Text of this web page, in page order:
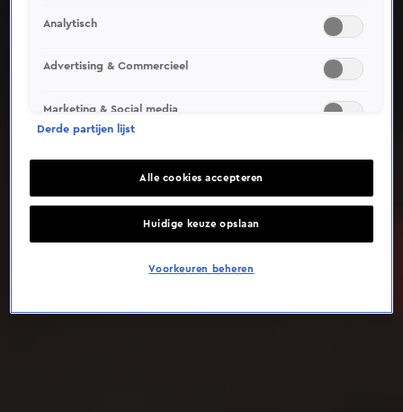
Deze video is niet beschikbaar op je huidige locatie
Analytisch
Advertising & Commercieel
Marketing & Social media
Derde partijen lijst
Alle cookies accepteren
Huidige keuze opslaan
Voorkeuren beheren